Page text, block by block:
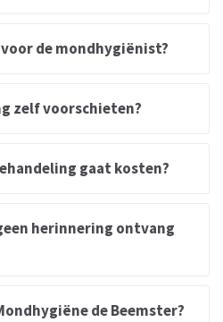
de mondhygiënist?
zelf voorschieten?
gaat kosten?
herinnering ontvang
de Beemster?